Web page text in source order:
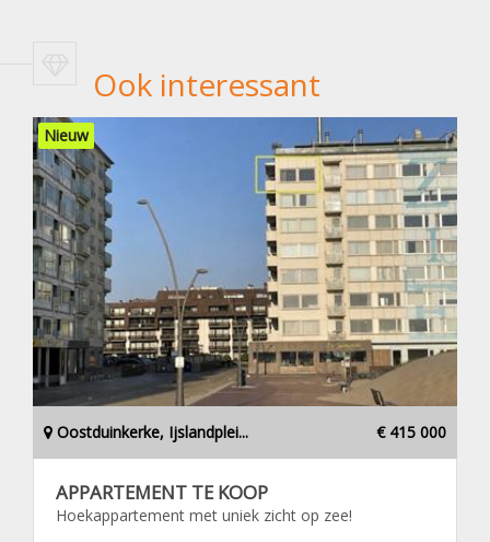
Ook interessant
Nieuw
Oostduinkerke, Ijslandplei... € 415 000
APPARTEMENT TE KOOP
Hoekappartement met uniek zicht op zee!